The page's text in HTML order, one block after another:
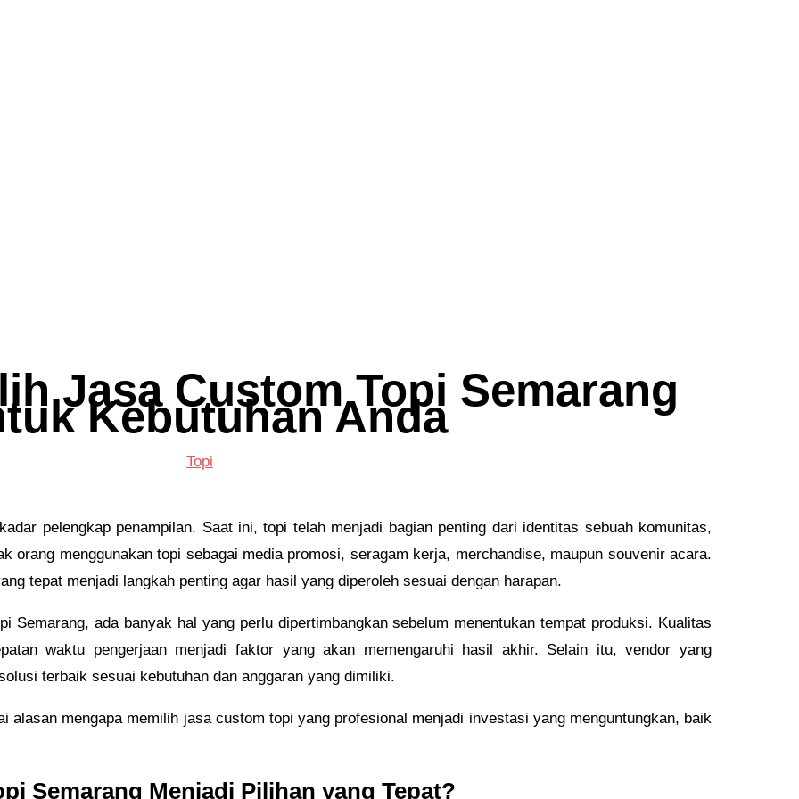
Jasa Custom Topi Semarang
Kebutuhan Anda
Topi
pelengkap penampilan. Saat ini, topi telah menjadi bagian penting dari identitas sebuah komunitas,
orang menggunakan topi sebagai media promosi, seragam kerja, merchandise, maupun souvenir acara.
tepat menjadi langkah penting agar hasil yang diperoleh sesuai dengan harapan.
Semarang, ada banyak hal yang perlu dipertimbangkan sebelum menentukan tempat produksi. Kualitas
waktu pengerjaan menjadi faktor yang akan memengaruhi hasil akhir. Selain itu, vendor yang
terbaik sesuai kebutuhan dan anggaran yang dimiliki.
alasan mengapa memilih jasa custom topi yang profesional menjadi investasi yang menguntungkan, baik
Semarang Menjadi Pilihan yang Tepat?